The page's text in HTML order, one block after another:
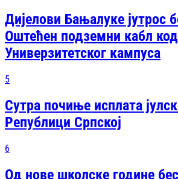
Дијелови Бањалуке јутрос
Оштећен подземни кабл код
Универзитетског кампуса
5
Сутра почиње исплата
Републици Српској
6
Од нове школске године